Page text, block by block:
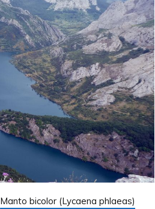
Manto bicolor (Lycaena phlaeas)